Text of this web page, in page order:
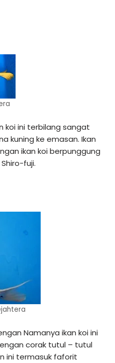
koi ini terbilang sangat
kuning ke emasan. Ikan
ikan koi berpunggung
fuji.
Namanya ikan koi ini
corak tutul – tutul
ini termasuk faforit